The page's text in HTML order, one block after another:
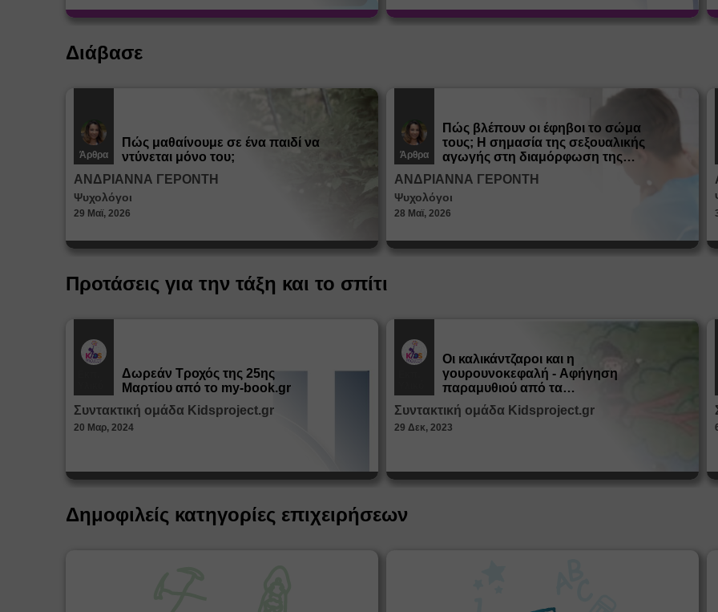
Διάβασε
Άρθρα
Πώς μαθαίνουμε σε ένα παιδί να
ντύνεται μόνο του;
ΑΝΔΡΙΑΝΝΑ ΓΕΡΟΝΤΗ
Ψυχολόγοι
29 Μαϊ, 2026
Άρθρα
Πώς βλέπουν οι έφηβοι το σώμα
τους; Η σημασία της σεξουαλικής
αγωγής στη διαμόρφωση της
ταυτότητας
ΑΝΔΡΙΑΝΝΑ ΓΕΡΟΝΤΗ
Ψυχολόγοι
28 Μαϊ, 2026
Προτάσεις για την τάξη και το σπίτι
Δωρεάν Tροχός της 25ης
Μαρτίου από το my-book.gr
Συντακτική ομάδα Kidsproject.gr
20 Μαρ, 2024
Οι καλικάντζαροι και η
γουρουνοκεφαλή - Αφήγηση
παραμυθιού από τα
Παραμυθοκαμώματα
Συντακτική ομάδα Kidsproject.gr
29 Δεκ, 2023
Δημοφιλείς κατηγορίες επιχειρήσεων